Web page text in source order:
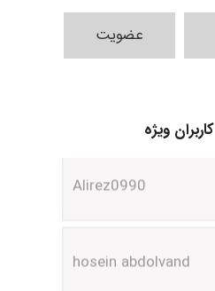
عضویت
کاربران ویژهAlirez0990